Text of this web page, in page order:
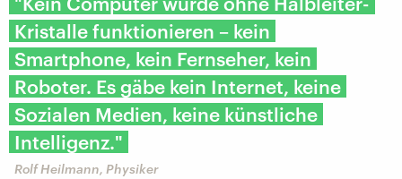
Kristalle funktionieren – kein
Smartphone, kein Fernseher, kein
Roboter. Es gäbe kein Internet, keine
Sozialen Medien, keine künstliche
Intelligenz."
Rolf Heilmann, Physiker